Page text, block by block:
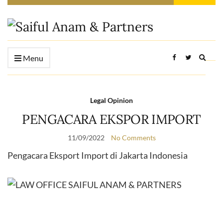
Menu
form
Legal Opinion
PENGACARA EKSPOR IMPORT
11/09/2022 No Comments
Pengacara Eksport Import di Jakarta Indonesia